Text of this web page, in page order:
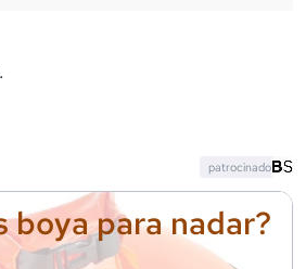
boya para nadar?
patrocinado